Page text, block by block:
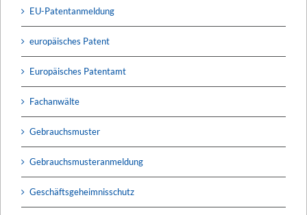
EU-Patentanmeldung
europäisches Patent
Europäisches Patentamt
Fachanwälte
Gebrauchsmuster
Gebrauchsmusteranmeldung
Geschäftsgeheimnisschutz